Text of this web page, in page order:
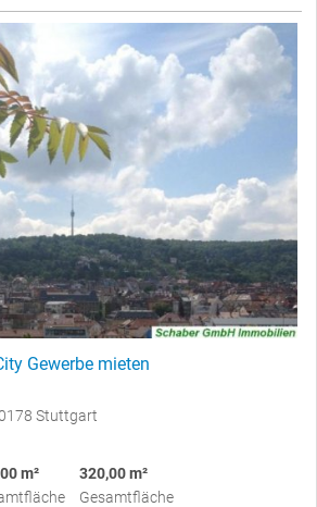
Gewerbe mieten
Stuttgart
m²
320,00 m²
Gesamtfläche